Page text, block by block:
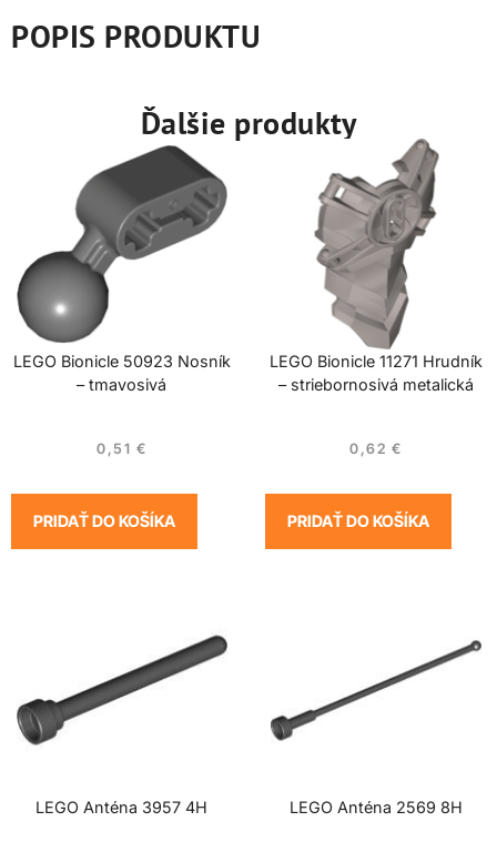
POPIS PRODUKTU
Ďalšie produkty
LEGO Bionicle 50923 Nosník
– tmavosivá
0,51 €
PRIDAŤ DO KOŠÍKA
LEGO Bionicle 11271 Hrudník
– striebornosivá metalická
0,62 €
PRIDAŤ DO KOŠÍKA
LEGO Anténa 3957 4H LEGO Anténa 2569 8H